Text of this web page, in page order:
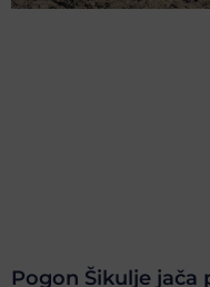
Pogon Šikulje jača